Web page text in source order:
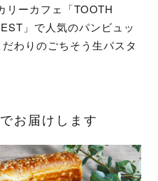
リーカフェ「TOOTH
」で人気のパンビュッ
わりのごちそう生パスタ
お届けします